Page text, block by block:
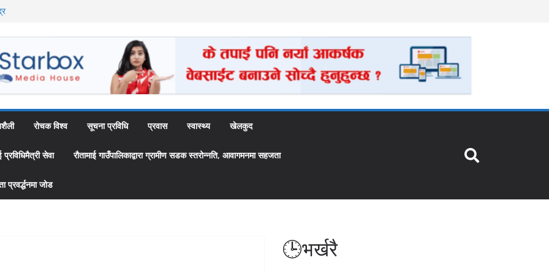
वाटिका’
रोचक विश्व सूचना प्रविधि प्रवास स्वास्थ्य खेलकुद
सेवा रौतामाई गाउँपालिकाद्वारा ग्रामीण सडक स्तरोन्नति, आवागमनमा सहजता
प्रवर्द्धनमा जोड
🕒भर्खरै